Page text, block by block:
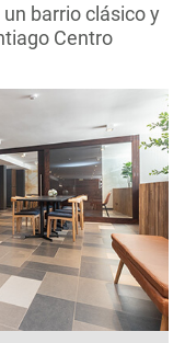
barrio clásico y
Centro